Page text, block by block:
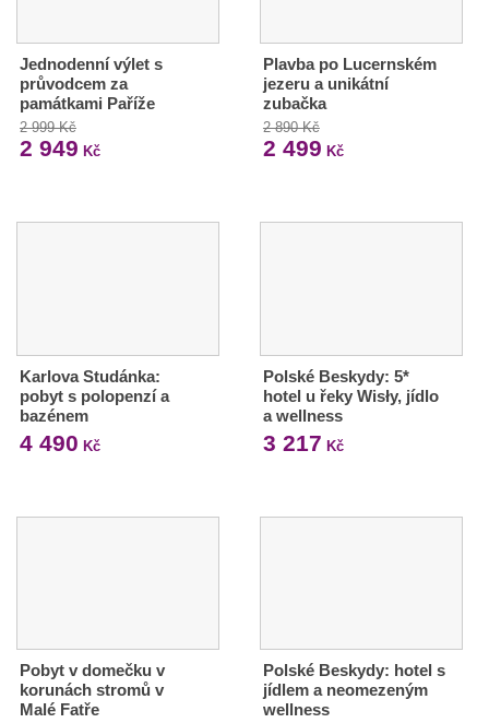
Jednodenní výlet s
průvodcem za
památkami Paříže
2 999 Kč
2 949 Kč
Plavba po Lucernském
jezeru a unikátní
zubačka
2 890 Kč
2 499 Kč
Karlova Studánka:
pobyt s polopenzí a
bazénem
4 490 Kč
Polské Beskydy: 5*
hotel u řeky Wisły, jídlo
a wellness
3 217 Kč
Pobyt v domečku v
korunách stromů v
Malé Fatře
Polské Beskydy: hotel s
jídlem a neomezeným
wellness